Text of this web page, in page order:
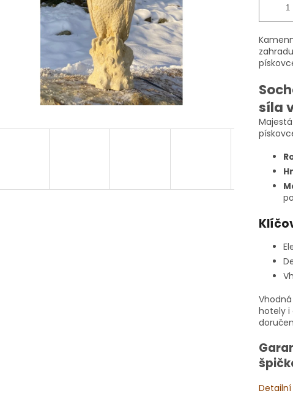
síla
hotely i